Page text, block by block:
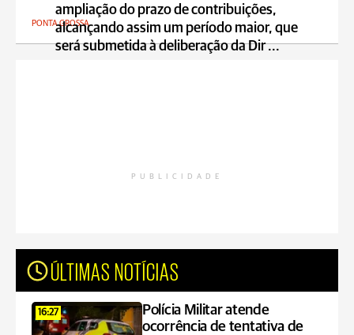
ampliação do prazo de contribuições,
alcançando assim um período maior, que
será submetida à deliberação da Dir ...
PONTA GROSSA
PUBLICIDADE
ÚLTIMAS NOTÍCIAS
16:27
Polícia Militar atende
ocorrência de tentativa de